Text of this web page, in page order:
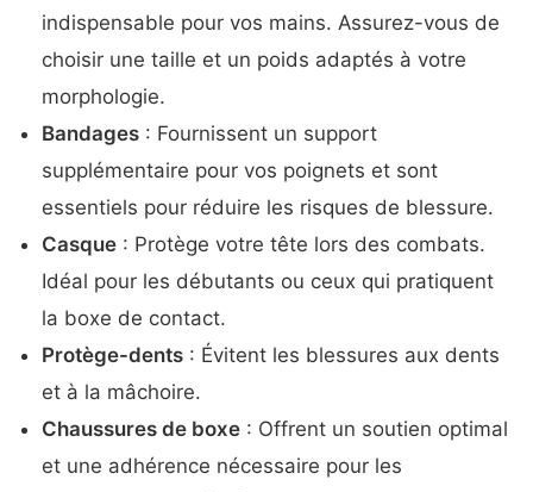
indispensable pour vos mains. Assurez-vous de
choisir une taille et un poids adaptés à votre
morphologie.
Bandages : Fournissent un support
supplémentaire pour vos poignets et sont
essentiels pour réduire les risques de blessure.
Casque : Protège votre tête lors des combats.
Idéal pour les débutants ou ceux qui pratiquent
la boxe de contact.
Protège-dents : Évitent les blessures aux dents
et à la mâchoire.
Chaussures de boxe : Offrent un soutien optimal
et une adhérence nécessaire pour les